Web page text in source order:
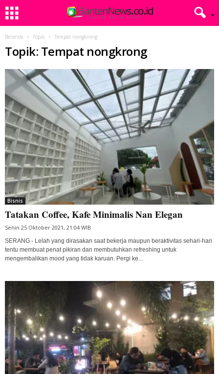
Beranda Topik Tempat nongkrong
Topik: Tempat nongkrong
Bisnis
Tatakan Coffee, Kafe Minimalis Nan Elegan
Senin 25 Oktober 2021, 21:04 WIB
SERANG - Lelah yang dirasakan saat bekerja maupun beraktivitas sehari-hari
tentu membuat penat pikiran dan membutuhkan refreshing untuk
mengembalikan mood yang tidak karuan. Pergi ke...